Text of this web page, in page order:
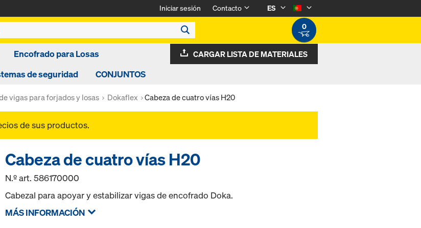
Iniciar sesión Contacto
ES
0
Encofrado para Losas
de seguridad CONJUNTOS
CARGAR LISTA DE MATERIALES
vigas para forjados y losas Dokaflex Cabeza de cuatro vías H20
de sus productos.
Cabeza de cuatro vías H20
N.º art.586170000
Cabezal para apoyar y estabilizar vigas de encofrado Doka.
MÁS INFORMACIÓN